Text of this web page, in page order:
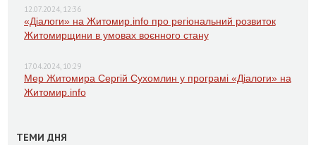
12.07.2024, 12:36
«Діалоги» на Житомир.info про регіональний розвиток
Житомирщини в умовах воєнного стану
17.04.2024, 10:29
Мер Житомира Сергій Сухомлин у програмі «Діалоги» на
Житомир.info
ТЕМИ ДНЯ